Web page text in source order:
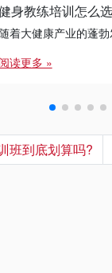
阅读更多 »
班到底划算吗?